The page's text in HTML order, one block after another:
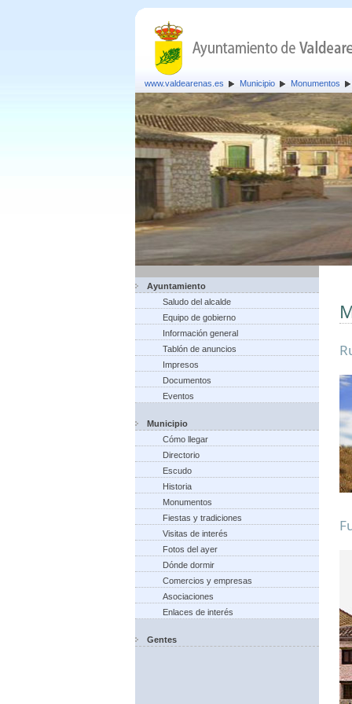
www.valdearenas.es Municipio Monumentos
Ayuntamiento
Saludo del alcalde
Equipo de gobierno
Información general
Tablón de anuncios
Impresos
Documentos
Eventos
Municipio
Cómo llegar
Directorio
Escudo
Historia
Monumentos
Fiestas y tradiciones
Visitas de interés
Fotos del ayer
Dónde dormir
Comercios y empresas
Asociaciones
Enlaces de interés
Gentes